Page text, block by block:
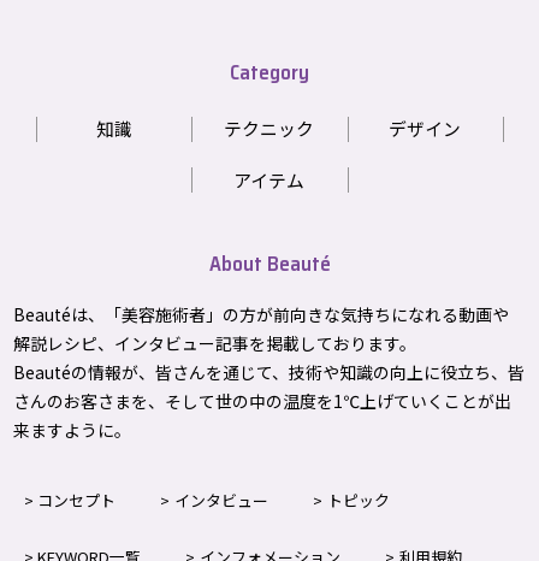
Category
知識 テクニック デザイン
アイテム
About Beauté
Beautéは、「美容施術者」の方が前向きな気持ちになれる動画や
解説レシピ、インタビュー記事を掲載しております。
Beautéの情報が、皆さんを通じて、技術や知識の向上に役立ち、皆
さんのお客さまを、そして世の中の温度を1℃上げていくことが出
来ますように。
コンセプト インタビュー トピック
KEYWORD一覧 インフォメーション 利用規約